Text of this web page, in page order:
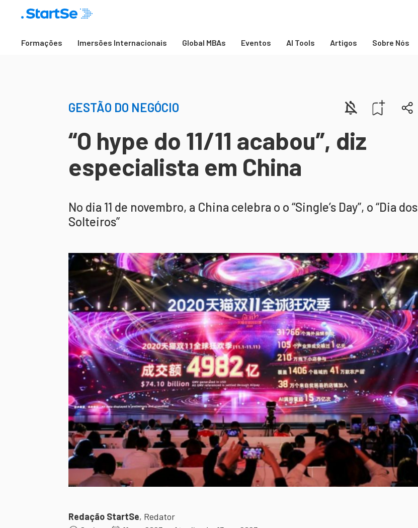
Formações Imersões Internacionais Global MBAs Eventos AI Tools Artigos Sobre Nós
GESTÃO DO NEGÓCIO
“O hype do 11/11 acabou”, diz
especialista em China
No dia 11 de novembro, a China celebra o o “Single’s Day”, o “Dia dos
Solteiros”
Redação StartSe, Redator